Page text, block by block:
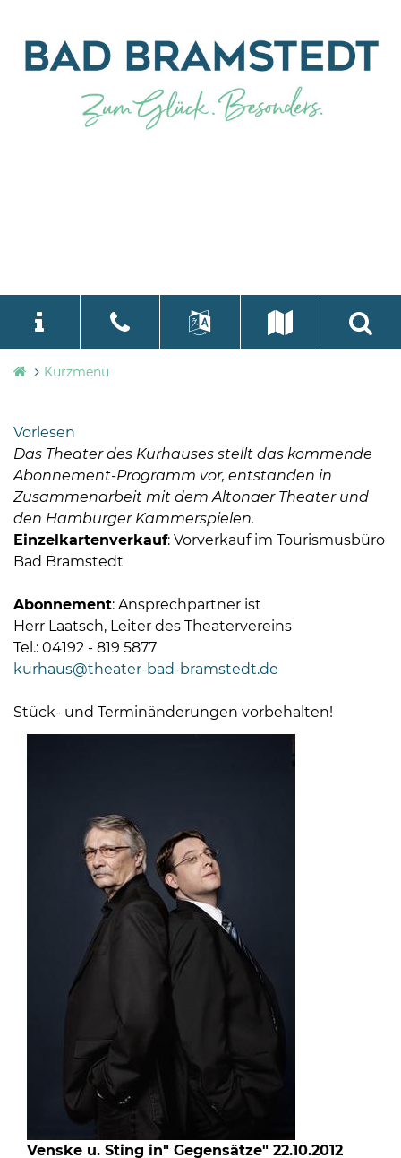
Stadtverwaltung
Bramstedt
Bleeck 15-
24576 Bad
Bramstedt
04192-
506-
zentrale@badbramstedt.de
Mo,
Di,
Fr
sowie
language
Kurzmenü
Vorlesen
Das Theater des Kurhauses stellt das kommende
Abonnement-Programm vor, entstanden in
Zusammenarbeit mit dem Altonaer Theater und
den Hamburger Kammerspielen.
Einzelkartenverkauf: Vorverkauf im Tourismusbüro
Bad Bramstedt
Abonnement: Ansprechpartner ist
Herr Laatsch, Leiter des Theatervereins
Tel.: 04192 - 819 5877
kurhaus@theater-bad-bramstedt.de
Stück- und Terminänderungen vorbehalten!
Venske u. Sting in" Gegensätze" 22.10.2012